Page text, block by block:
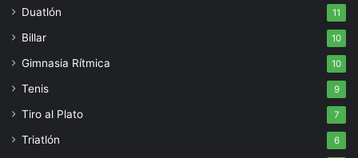
Duatlón 11
Billar 10
Gimnasia Rítmica 10
Tenis 9
Tiro al Plato 7
Triatlón 6